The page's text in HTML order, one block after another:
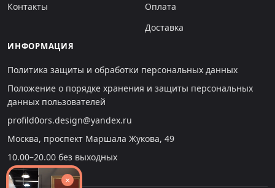
Контакты
Оплата
Доставка
ИНФОРМАЦИЯ
Политика защиты и обработки персональных данных
Положение о порядке хранения и защиты персональных
данных пользователей
profild0ors.design@yandex.ru
Москва, проспект Маршала Жукова, 49
10.00–20.00 без выходных
×